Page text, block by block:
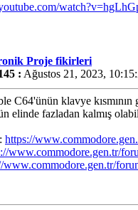
Proje fikirleri
: Ağustos 21, 2023,
C64'ünün klavye
elinde fazladan kalmış
https://
www.commodore.gen.tr/
www.commodore.gen.tr/